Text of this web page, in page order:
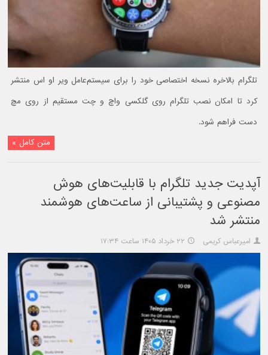
تلگرام بالاخره نسخه اختصاصی خود را برای سیستم‌عامل ویر او اس منتشر
کرد تا امکان نصب تلگرام روی گلکسی واچ و چت مستقیم از روی مچ
دست فراهم شود.
متن کامل »
آپدیت جدید تلگرام با قابلیت‌های هوش
مصنوعی و پشتیبانی از ساعت‌های هوشمند
منتشر شد
امیرعباس کریمی ۲۲ خرداد ۱۴۰۵ ساعت ۱۷:۳۴